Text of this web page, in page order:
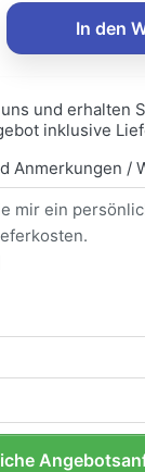
In den
und erhalten
inklusive
Anmerkungen /